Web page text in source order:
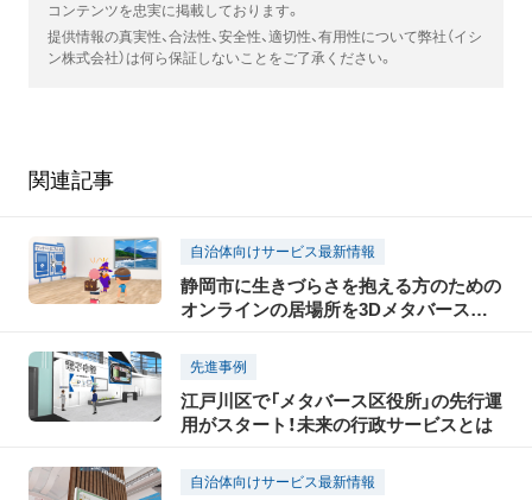
コンテンツを忠実に掲載しております。
提供情報の真実性、合法性、安全性、適切性、有用性について弊社（イシ
ン株式会社）は何ら保証しないことをご了承ください。
関連記事
自治体向けサービス最新情報
静岡市に生きづらさを抱える方のための
オンラインの居場所を3Dメタバースで
先進事例
江戸川区で「メタバース区役所」の先行運
用がスタート！未来の行政サービスとは
自治体向けサービス最新情報